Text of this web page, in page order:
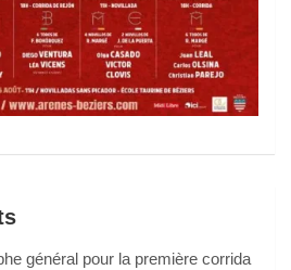
général pour la première corrida